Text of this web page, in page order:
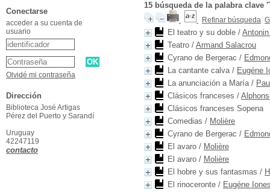
15 búsqueda de la palabra clave
Refinar búsqueda
El teatro y su doble /
Teatro / Armand Salacrou
Cyrano de Bergerac /
La cantante calva/ Eugéne
La anunciación a María/
Clásicos franceses /
Clásicos franceses Sopena
Comedias / Molière
Cyrano de Bergerac /
El avaro / Molière
El avaro / Molière
El hobre y sus fantasmas /
El rinoceronte / Eugéne
Conectarse
acceder a su cuenta de
usuario
Olvidé mi contraseña
Dirección
Biblioteca José Artigas
Pérez del Puerto y Sarandí
Uruguay
42247119
contacto